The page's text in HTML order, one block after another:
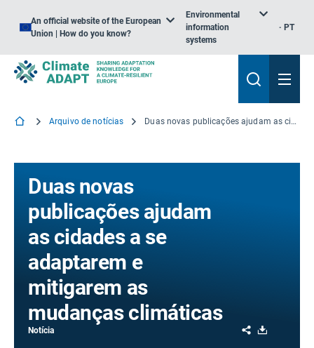
An official website of the European
Union | How do you know?
Environmental
information
systems
PT
Arquivo de notícias Duas novas publicações ajudam as cidades a se adaptarem e mitigarem as mudanças climáticas
Duas novas
publicações ajudam
as cidades a se
adaptarem e
mitigarem as
mudanças climáticas
Notícia Share